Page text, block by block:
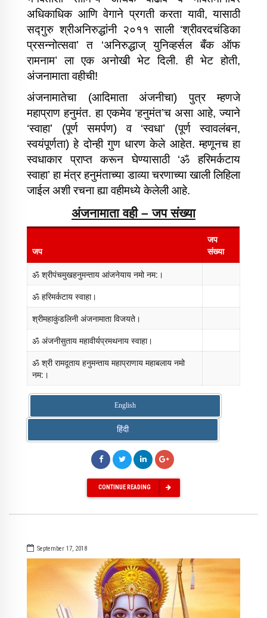
अधिकाधिक आणि वेगाने प्रगती करता यावी, यासाठी
सद्‍गुरु श्रीअनिरुद्धांनी २०११ साली ‘श्रीवरदचंडिका
प्रसन्नोत्सवा’ त ‘अनिरुद्धाज् युनिव्हर्सल बँक ऑफ
रामनाम’ ला एक अनोखी भेट दिली. ही भेट होती,
अंजनामाता वहीची!
अंजनामातेचा (आदिमाता अंजनीचा) पुत्र म्हणजे
महाप्राण हनुमंत. हा एकमेव ‘हनुमंत’च असा आहे, ज्याने
‘स्वाहा’ (पूर्ण समर्पण) व ‘स्वधा’ (पूर्ण स्वावलंबन,
स्वयंपूर्णता) हे दोन्ही गुण धारण केले आहेत. म्हणूनच हा
स्वधाकार प्राप्त करून घेण्यासाठी ‘ॐ हरिमर्कटाय
स्वाहा’ हा मंत्र हनुमंताच्या डाव्या चरणाच्या खाली लिहिला
जाईल अशी रचना ह्या वहीमध्ये केलेली आहे.
अंजनामाता वही – जप संख्या
जप
जप
संख्या
ॐ श्रीपंचमुखहनुमन्ताय आंजनेयाय नमो नम:।
ॐ हरिमर्कटाय स्वाहा।
श्रीमहाकुंडलिनी अंजनामाता विजयते।
ॐ अंजनीसुताय महावीर्यप्रमथनाय स्वाहा।
ॐ श्री रामदूताय हनुमन्ताय महाप्राणाय महाबलाय नमो
नम:।
English
हिंदी
CONTINUE READING
September 17, 2018